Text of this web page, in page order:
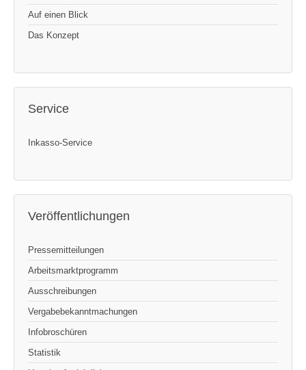
Auf einen Blick
Das Konzept
Service
Inkasso-Service
Veröffentlichungen
Pressemitteilungen
Arbeitsmarktprogramm
Ausschreibungen
Vergabebekanntmachungen
Infobroschüren
Statistik